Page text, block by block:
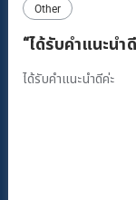
Other
“ได้รับคำแนะนำ
ได้รับคำแนะนำดีค่ะ